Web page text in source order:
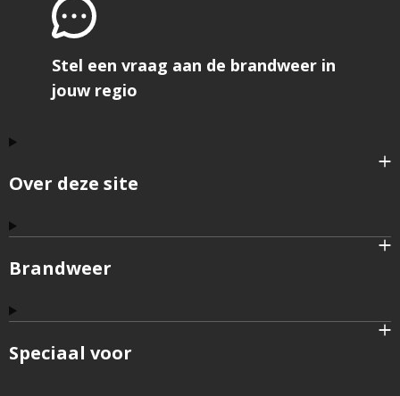
Over deze site
Brandweer
Speciaal voor
Stel een vraag aan de brandweer in
jouw regio